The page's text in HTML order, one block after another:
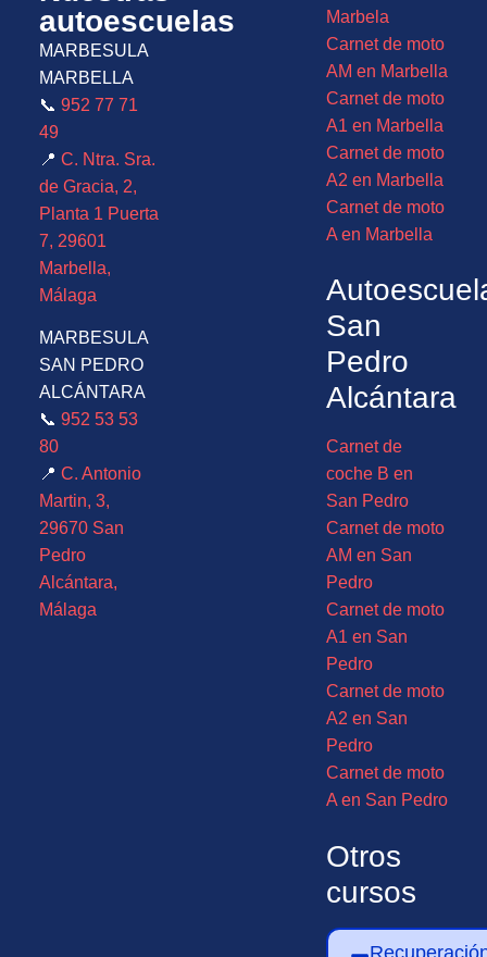
autoescuelas
MARBESULA
MARBELLA
📞 952 77 71
49
📍 C. Ntra. Sra.
de Gracia, 2,
Planta 1 Puerta
7, 29601
Marbella,
Málaga
MARBESULA
SAN PEDRO
ALCÁNTARA
📞 952 53 53
80
📍 C. Antonio
Martin, 3,
29670 San
Pedro
Alcántara,
Málaga
Marbela
Carnet de moto
AM en Marbella
Carnet de moto
A1 en Marbella
Carnet de moto
A2 en Marbella
Carnet de moto
A en Marbella
San
Pedro
Alcántara
Carnet de
coche B en
San Pedro
Carnet de moto
AM en San
Pedro
Carnet de moto
A1 en San
Pedro
Carnet de moto
A2 en San
Pedro
Carnet de moto
A en San Pedro
Otros
cursos